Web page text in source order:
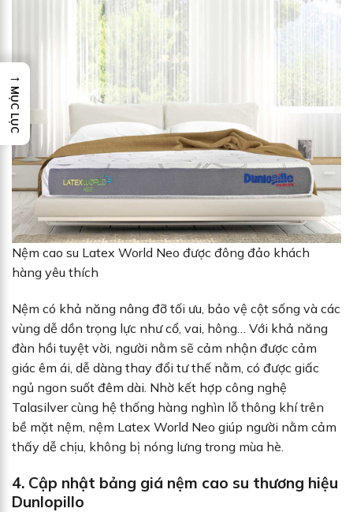
Nệm cao su Latex World Neo được đông đảo khách
hàng yêu thích
Nệm có khả năng nâng đỡ tối ưu, bảo vệ cột sống và các
vùng dễ dồn trọng lực như cổ, vai, hông… Với khả năng
đàn hồi tuyệt vời, người nằm sẽ cảm nhận được cảm
giác êm ái, dễ dàng thay đổi tư thế nằm, có được giấc
ngủ ngon suốt đêm dài. Nhờ kết hợp công nghệ
Talasilver cùng hệ thống hàng nghìn lỗ thông khí trên
bề mặt nệm, nệm Latex World Neo giúp người nằm cảm
thấy dễ chịu, không bị nóng lưng trong mùa hè.
4. Cập nhật bảng giá nệm cao su thương hiệu
Dunlopillo
→
MỤC LỤC